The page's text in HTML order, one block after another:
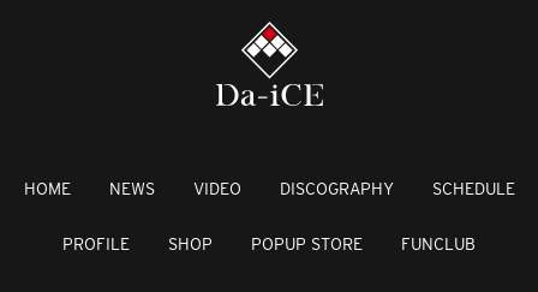
HOME NEWS VIDEO DISCOGRAPHY SCHEDULE
PROFILE SHOP POPUP STORE FUNCLUB